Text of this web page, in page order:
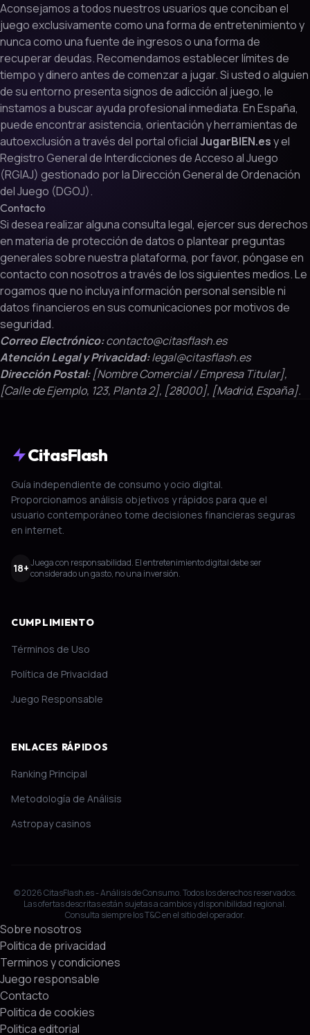
Aconsejamos a todos nuestros usuarios que conciban el
juego exclusivamente como una forma de entretenimiento y
nunca como una fuente de ingresos o una forma de
recuperar deudas. Recomendamos establecer límites de
tiempo y dinero antes de comenzar a jugar. Si usted o alguien
de su entorno presenta signos de adicción al juego, le
instamos a buscar ayuda profesional inmediata. En España,
puede encontrar asistencia, orientación y herramientas de
autoexclusión a través del portal oficialJugarBIEN.esy el
Registro General de Interdicciones de Acceso al Juego
(RGIAJ) gestionado por la Dirección General de Ordenación
del Juego (DGOJ).
Contacto
Si desea realizar alguna consulta legal, ejercer sus derechos
en materia de protección de datos o plantear preguntas
generales sobre nuestra plataforma, por favor, póngase en
contacto con nosotros a través de los siguientes medios. Le
rogamos que no incluya información personal sensible ni
datos financieros en sus comunicaciones por motivos de
seguridad.
Correo Electrónico:contacto@citasflash.es
Atención Legal y Privacidad:legal@citasflash.es
Dirección Postal:[Nombre Comercial / Empresa Titular],
[Calle de Ejemplo, 123, Planta 2], [28000], [Madrid, España].
CitasFlash
Guía independiente de consumo y ocio digital.
Proporcionamos análisis objetivos y rápidos para que el
usuario contemporáneo tome decisiones financieras seguras
en internet.
18+Juega con responsabilidad. El entretenimiento digital debe ser
considerado un gasto, no una inversión.
CUMPLIMIENTO
Términos de Uso
Política de Privacidad
Juego Responsable
ENLACES RÁPIDOS
Ranking Principal
Metodología de Análisis
Astropay casinos
© 2026 CitasFlash.es - Análisis de Consumo. Todos los derechos reservados.
Las ofertas descritas están sujetas a cambios y disponibilidad regional.
Consulta siempre los T&C en el sitio del operador.
Sobre nosotros
Politica de privacidad
Terminos y condiciones
Juego responsable
Contacto
Politica de cookies
Politica editorial